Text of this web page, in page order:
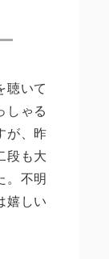
聴いて
しゃる
が、昨
段も大
。不明
嬉しい